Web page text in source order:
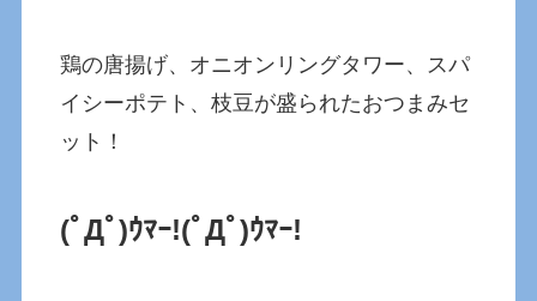
鶏の唐揚げ、オニオンリングタワー、スパ
イシーポテト、枝豆が盛られたおつまみセ
ット！
(ﾟДﾟ)ｳﾏｰ!(ﾟДﾟ)ｳﾏｰ!